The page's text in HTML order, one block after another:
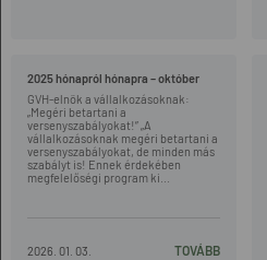
2025 hónapról hónapra – október
GVH-elnök a vállalkozásoknak:
„Megéri betartani a
versenyszabályokat!” „A
vállalkozásoknak megéri betartani a
versenyszabályokat, de minden más
szabályt is! Ennek érdekében
megfelelőségi program ki...
2026. 01. 03. TOVÁBB